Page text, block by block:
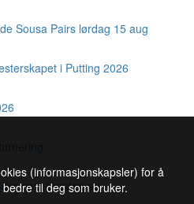
Sousa Pairs lørdag 15 aug
i Putting 2026
oss til resten av
(informasjonskapsler) for å
til deg som bruker.